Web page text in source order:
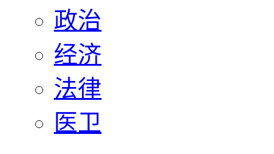
政治
经济
法律
医卫